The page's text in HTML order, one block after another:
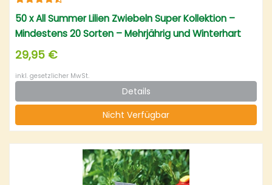
50 x All Summer Lilien Zwiebeln Super Kollektion –
Mindestens 20 Sorten – Mehrjährig und Winterhart
Blumenzwiebeln Mix – Mischung aus Holland für
Garten und Topf
29,95 €
inkl. gesetzlicher MwSt.
Details
Nicht Verfügbar